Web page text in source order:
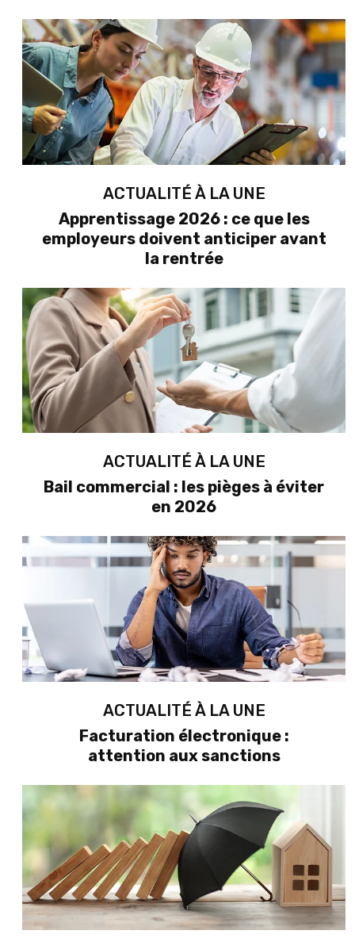
ACTUALITÉ À LA UNE
Apprentissage 2026 : ce que les
employeurs doivent anticiper avant
la rentrée
ACTUALITÉ À LA UNE
Bail commercial : les pièges à éviter
en 2026
ACTUALITÉ À LA UNE
Facturation électronique :
attention aux sanctions